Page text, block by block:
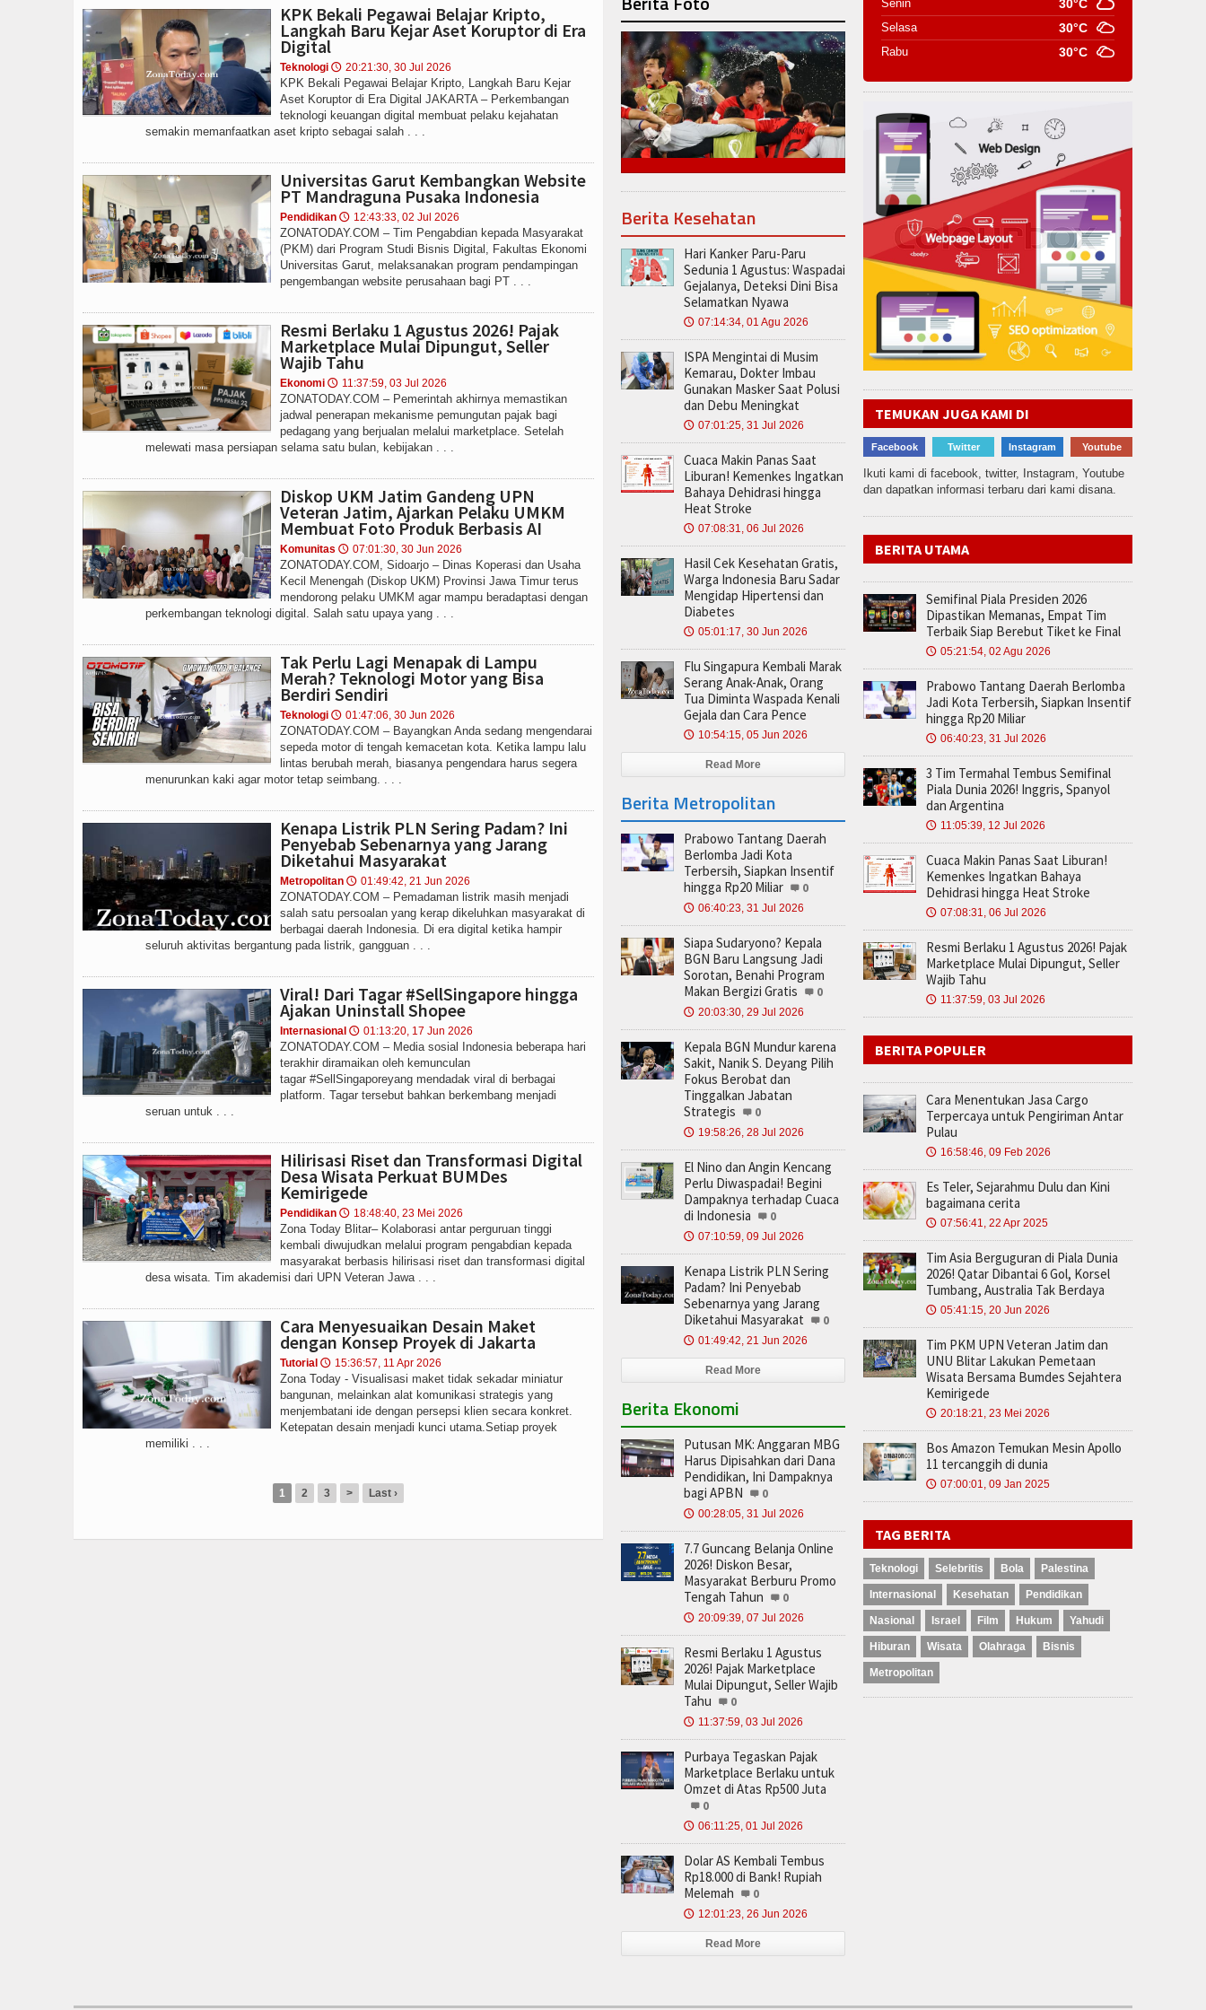
KPK Bekali Pegawai Belajar Kripto,
Langkah Baru Kejar Aset Koruptor di Era
Digital
Teknologi 🕔 20:21:30, 30 Jul 2026
KPK Bekali Pegawai Belajar Kripto, Langkah Baru Kejar
Aset Koruptor di Era Digital JAKARTA – Perkembangan
teknologi keuangan digital membuat pelaku kejahatan
semakin memanfaatkan aset kripto sebagai salah . . .
Universitas Garut Kembangkan Website
PT Mandraguna Pusaka Indonesia
Pendidikan 🕔 12:43:33, 02 Jul 2026
ZONATODAY.COM – Tim Pengabdian kepada Masyarakat
(PKM) dari Program Studi Bisnis Digital, Fakultas Ekonomi
Universitas Garut, melaksanakan program pendampingan
pengembangan website perusahaan bagi PT . . .
Resmi Berlaku 1 Agustus 2026! Pajak
Marketplace Mulai Dipungut, Seller
Wajib Tahu
Ekonomi 🕔 11:37:59, 03 Jul 2026
ZONATODAY.COM – Pemerintah akhirnya memastikan
jadwal penerapan mekanisme pemungutan pajak bagi
pedagang yang berjualan melalui marketplace. Setelah
melewati masa persiapan selama satu bulan, kebijakan . . .
Diskop UKM Jatim Gandeng UPN
Veteran Jatim, Ajarkan Pelaku UMKM
Membuat Foto Produk Berbasis AI
Komunitas 🕔 07:01:30, 30 Jun 2026
ZONATODAY.COM, Sidoarjo – Dinas Koperasi dan Usaha
Kecil Menengah (Diskop UKM) Provinsi Jawa Timur terus
mendorong pelaku UMKM agar mampu beradaptasi dengan
perkembangan teknologi digital. Salah satu upaya yang . . .
Tak Perlu Lagi Menapak di Lampu
Merah? Teknologi Motor yang Bisa
Berdiri Sendiri
Teknologi 🕔 01:47:06, 30 Jun 2026
ZONATODAY.COM – Bayangkan Anda sedang mengendarai
sepeda motor di tengah kemacetan kota. Ketika lampu lalu
lintas berubah merah, biasanya pengendara harus segera
menurunkan kaki agar motor tetap seimbang. . . .
Kenapa Listrik PLN Sering Padam? Ini
Penyebab Sebenarnya yang Jarang
Diketahui Masyarakat
Metropolitan 🕔 01:49:42, 21 Jun 2026
ZONATODAY.COM – Pemadaman listrik masih menjadi
salah satu persoalan yang kerap dikeluhkan masyarakat di
berbagai daerah Indonesia. Di era digital ketika hampir
seluruh aktivitas bergantung pada listrik, gangguan . . .
Viral! Dari Tagar #SellSingapore hingga
Ajakan Uninstall Shopee
Internasional 🕔 01:13:20, 17 Jun 2026
ZONATODAY.COM – Media sosial Indonesia beberapa hari
terakhir diramaikan oleh kemunculan
tagar #SellSingaporeyang mendadak viral di berbagai
platform. Tagar tersebut bahkan berkembang menjadi
seruan untuk . . .
Hilirisasi Riset dan Transformasi Digital
Desa Wisata Perkuat BUMDes
Kemirigede
Pendidikan 🕔 18:48:40, 23 Mei 2026
Zona Today Blitar– Kolaborasi antar perguruan tinggi
kembali diwujudkan melalui program pengabdian kepada
masyarakat berbasis hilirisasi riset dan transformasi digital
desa wisata. Tim akademisi dari UPN Veteran Jawa . . .
Cara Menyesuaikan Desain Maket
dengan Konsep Proyek di Jakarta
Tutorial 🕔 15:36:57, 11 Apr 2026
Zona Today - Visualisasi maket tidak sekadar miniatur
bangunan, melainkan alat komunikasi strategis yang
menjembatani ide dengan persepsi klien secara konkret.
Ketepatan desain menjadi kunci utama.Setiap proyek
memiliki . . .
1 2 3 > Last ›
Berita Kesehatan
Hari Kanker Paru-Paru
Sedunia 1 Agustus: Waspadai
Gejalanya, Deteksi Dini Bisa
Selamatkan Nyawa
🕔 07:14:34, 01 Agu 2026
ISPA Mengintai di Musim
Kemarau, Dokter Imbau
Gunakan Masker Saat Polusi
dan Debu Meningkat
🕔 07:01:25, 31 Jul 2026
Cuaca Makin Panas Saat
Liburan! Kemenkes Ingatkan
Bahaya Dehidrasi hingga
Heat Stroke
🕔 07:08:31, 06 Jul 2026
Hasil Cek Kesehatan Gratis,
Warga Indonesia Baru Sadar
Mengidap Hipertensi dan
Diabetes
🕔 05:01:17, 30 Jun 2026
Flu Singapura Kembali Marak
Serang Anak-Anak, Orang
Tua Diminta Waspada Kenali
Gejala dan Cara Pence
🕔 10:54:15, 05 Jun 2026
Read More
Berita Metropolitan
Prabowo Tantang Daerah
Berlomba Jadi Kota
Terbersih, Siapkan Insentif
hingga Rp20 Miliar
0
🕔 06:40:23, 31 Jul 2026
Siapa Sudaryono? Kepala
BGN Baru Langsung Jadi
Sorotan, Benahi Program
Makan Bergizi Gratis
0
🕔 20:03:30, 29 Jul 2026
Kepala BGN Mundur karena
Sakit, Nanik S. Deyang Pilih
Fokus Berobat dan
Tinggalkan Jabatan
Strategis
0
🕔 19:58:26, 28 Jul 2026
El Nino dan Angin Kencang
Perlu Diwaspadai! Begini
Dampaknya terhadap Cuaca
di Indonesia
0
🕔 07:10:59, 09 Jul 2026
Kenapa Listrik PLN Sering
Padam? Ini Penyebab
Sebenarnya yang Jarang
Diketahui Masyarakat
0
🕔 01:49:42, 21 Jun 2026
Read More
Berita Ekonomi
Putusan MK: Anggaran MBG
Harus Dipisahkan dari Dana
Pendidikan, Ini Dampaknya
bagi APBN
0
🕔 00:28:05, 31 Jul 2026
7.7 Guncang Belanja Online
2026! Diskon Besar,
Masyarakat Berburu Promo
Tengah Tahun
0
🕔 20:09:39, 07 Jul 2026
Resmi Berlaku 1 Agustus
2026! Pajak Marketplace
Mulai Dipungut, Seller Wajib
Tahu
0
🕔 11:37:59, 03 Jul 2026
Purbaya Tegaskan Pajak
Marketplace Berlaku untuk
Omzet di Atas Rp500 Juta
0
🕔 06:11:25, 01 Jul 2026
Dolar AS Kembali Tembus
Rp18.000 di Bank! Rupiah
Melemah
0
🕔 12:01:23, 26 Jun 2026
Read More
Senin 30°C
Selasa 30°C
Rabu 30°C
TEMUKAN JUGA KAMI DI
Facebook Twitter Instagram Youtube
Ikuti kami di facebook, twitter, Instagram, Youtube
dan dapatkan informasi terbaru dari kami disana.
BERITA UTAMA
Semifinal Piala Presiden 2026
Dipastikan Memanas, Empat Tim
Terbaik Siap Berebut Tiket ke Final
🕔 05:21:54, 02 Agu 2026
Prabowo Tantang Daerah Berlomba
Jadi Kota Terbersih, Siapkan Insentif
hingga Rp20 Miliar
🕔 06:40:23, 31 Jul 2026
3 Tim Termahal Tembus Semifinal
Piala Dunia 2026! Inggris, Spanyol
dan Argentina
🕔 11:05:39, 12 Jul 2026
Cuaca Makin Panas Saat Liburan!
Kemenkes Ingatkan Bahaya
Dehidrasi hingga Heat Stroke
🕔 07:08:31, 06 Jul 2026
Resmi Berlaku 1 Agustus 2026! Pajak
Marketplace Mulai Dipungut, Seller
Wajib Tahu
🕔 11:37:59, 03 Jul 2026
BERITA POPULER
Cara Menentukan Jasa Cargo
Terpercaya untuk Pengiriman Antar
Pulau
🕔 16:58:46, 09 Feb 2026
Es Teler, Sejarahmu Dulu dan Kini
bagaimana cerita
🕔 07:56:41, 22 Apr 2025
Tim Asia Berguguran di Piala Dunia
2026! Qatar Dibantai 6 Gol, Korsel
Tumbang, Australia Tak Berdaya
🕔 05:41:15, 20 Jun 2026
Tim PKM UPN Veteran Jatim dan
UNU Blitar Lakukan Pemetaan
Wisata Bersama Bumdes Sejahtera
Kemirigede
🕔 20:18:21, 23 Mei 2026
Bos Amazon Temukan Mesin Apollo
11 tercanggih di dunia
🕔 07:00:01, 09 Jan 2025
TAG BERITA
Teknologi Selebritis Bola Palestina
Internasional Kesehatan Pendidikan
Nasional Israel Film Hukum Yahudi
Hiburan Wisata Olahraga Bisnis
Metropolitan